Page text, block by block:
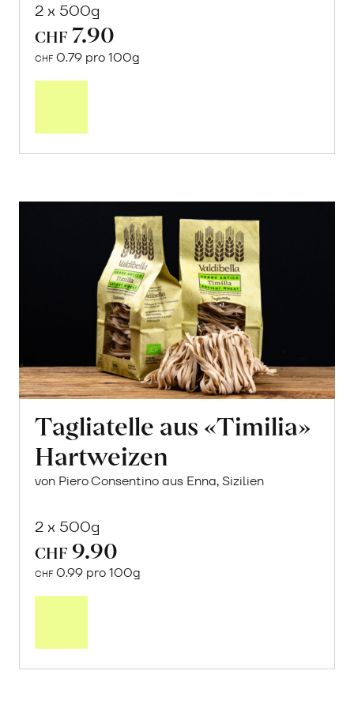
2 x 500g
CHF 7.90
CHF 0.79 pro 100g
Tagliatelle aus «Timilia»
Hartweizen
von Piero Consentino aus Enna, Sizilien
2 x 500g
CHF 9.90
CHF 0.99 pro 100g